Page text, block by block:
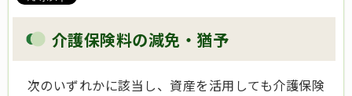
介護保険料の減免・猶予
次のいずれかに該当し、資産を活用しても介護保険